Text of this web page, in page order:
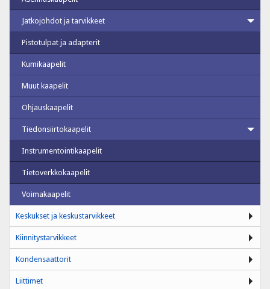
Jatkojohdot ja tarvikkeet
Pistotulpat ja adapterit
Kumikaapelit
Muut kaapelit
Ohjauskaapelit
Tiedonsiirtokaapelit
Instrumentointikaapelit
Tietoverkkokaapelit
Voimakaapelit
Keskukset ja keskustarvikkeet
Kiinnitystarvikkeet
Kondensaattorit
Liittimet